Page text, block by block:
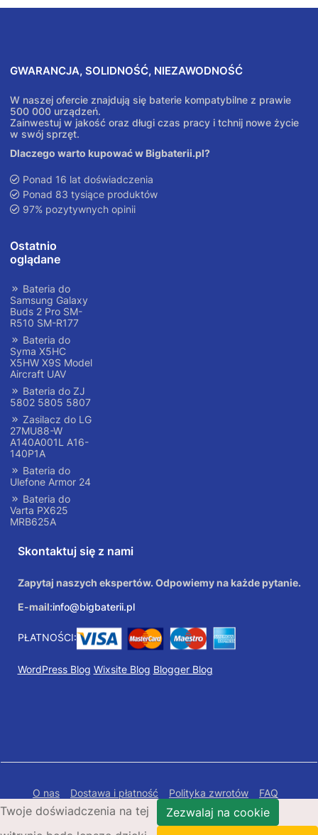
GWARANCJA, SOLIDNOŚĆ, NIEZAWODNOŚĆ
W naszej ofercie znajdują się baterie kompatybilne z prawie
500 000 urządzeń.
Zainwestuj w jakość oraz długi czas pracy i tchnij nowe życie
w swój sprzęt.
Dlaczego warto kupować w Bigbaterii.pl?
Ponad 16 lat doświadczenia
Ponad 83 tysiące produktów
97% pozytywnych opinii
Ostatnio
oglądane
Bateria do
Samsung Galaxy
Buds 2 Pro SM-
R510 SM-R177
Bateria do
Syma X5HC
X5HW X9S Model
Aircraft UAV
Bateria do ZJ
5802 5805 5807
Zasilacz do LG
27MU88-W
A140A001L A16-
140P1A
Bateria do
Ulefone Armor 24
Bateria do
Varta PX625
MRB625A
Skontaktuj się z nami
Zapytaj naszych ekspertów. Odpowiemy na każde pytanie.
E-mail:info@bigbaterii.pl
PŁATNOŚCI:
WordPress Blog Wixsite Blog Blogger Blog
O nas Dostawa i płatność Polityka zwrotów
FAQ
Polityka prywatności
Mapa Strony
Twoje doświadczenia na tej
Zezwalaj na cookie